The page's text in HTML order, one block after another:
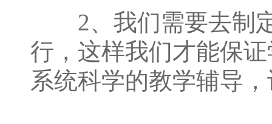
2、我们需要去制定
行，这样我们才能保
系统科学的教学辅导